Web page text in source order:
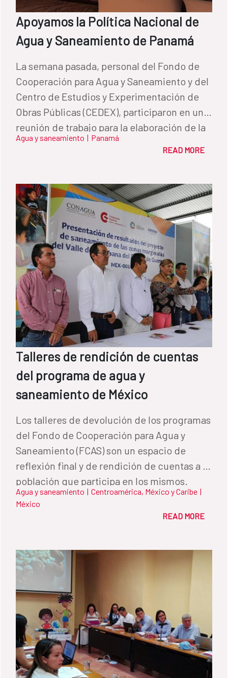
Apoyamos la Política Nacional de
Agua y Saneamiento de Panamá
La semana pasada, personal del Fondo de
Cooperación para Agua y Saneamiento y del
Centro de Estudios y Experimentación de
Obras Públicas (CEDEX), participaron en una
reunión de trabajo para la elaboración de la
Política Nacional de Agua Potable y
Agua y saneamiento | Panamá
READ MORE
Talleres de rendición de cuentas
del programa de agua y
saneamiento de México
Los talleres de devolución de los programas
del Fondo de Cooperación para Agua y
Saneamiento (FCAS) son un espacio de
reflexión final y de rendición de cuentas a la
población que participa en los mismos.
Agua y saneamiento | Centroamérica, México y Caribe |
México
READ MORE